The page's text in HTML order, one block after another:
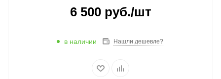
6 500руб./шт
в наличии Нашли дешевле?